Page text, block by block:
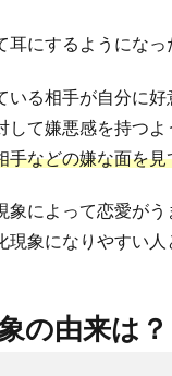
耳にするようになっ
いる相手が自分に好
して嫌悪感を持つ
手などの嫌な面を
象によって恋愛が
現象になりやすい人
の由来は？